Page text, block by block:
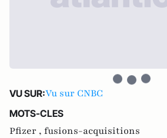
VU SUR:Vu sur CNBC
MOTS-CLES
Pfizer , fusions-acquisitions